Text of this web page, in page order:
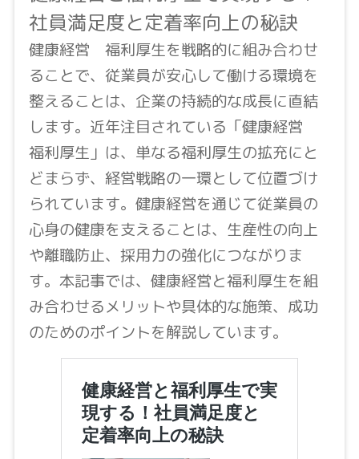
社員満足度と定着率向上の秘訣
健康経営 福利厚生を戦略的に組み合わせ
ることで、従業員が安心して働ける環境を
整えることは、企業の持続的な成長に直結
します。近年注目されている「健康経営
福利厚生」は、単なる福利厚生の拡充にと
どまらず、経営戦略の一環として位置づけ
られています。健康経営を通じて従業員の
心身の健康を支えることは、生産性の向上
や離職防止、採用力の強化につながりま
す。本記事では、健康経営と福利厚生を組
み合わせるメリットや具体的な施策、成功
のためのポイントを解説しています。